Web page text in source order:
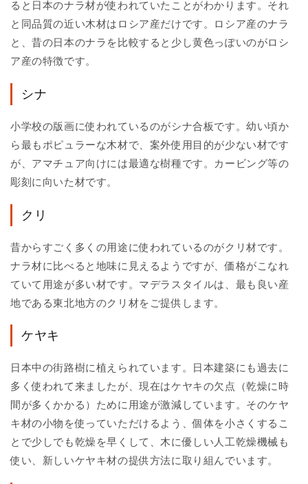
ると日本のナラ材が使われていたことがわかります。それ
と同品質の近い木材はロシア産だけです。ロシア産のナラ
と、昔の日本のナラを比較すると少し黄色っぽいのがロシ
ア産の特徴です。
シナ
小学校の版画に使われているのがシナ合板です。幼い頃か
ら最もポピュラーな木材で、案外使用目的が少ない材です
が、アマチュア向けには最適な樹種です。カービング等の
彫刻に向いた材です。
クリ
昔からすごく多くの用途に使われているのがクリ材です。
ナラ材に比べると地味に見えるようですが、価格がこなれ
ていて用途が多い材です。マデラスタイルは、最も良い産
地である東北地方のクリ材をご提供します。
ケヤキ
日本中の街路樹に植えられています。日本建築にも過去に
多く使われて来ましたが、現在はケヤキの欠点（乾燥に時
間が多くかかる）ために用途が激減しています。そのケヤ
キ材の小物を使っていただけるよう、個体を小さくするこ
とで少しでも乾燥を早くして、木に優しい人工乾燥機械も
使い、新しいケヤキ材の提供方法に取り組んでいます。